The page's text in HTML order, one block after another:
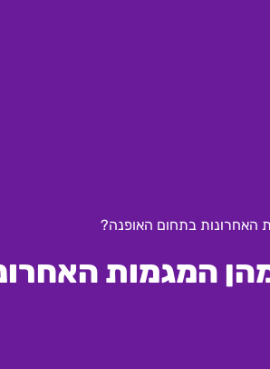
האחרונות בתחום האופנה?
מהן המגמות